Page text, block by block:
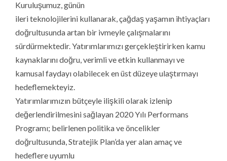
Kuruluşumuz, günün
ileri teknolojilerini kullanarak, çağdaş yaşamın ihtiyaçları
doğrultusunda artan bir ivmeyle çalışmalarını
sürdürmektedir. Yatırımlarımızı gerçekleştirirken kamu
kaynaklarını doğru, verimli ve etkin kullanmayı ve
kamusal faydayı olabilecek en üst düzeye ulaştırmayı
hedeflemekteyiz.
Yatırımlarımızın bütçeyle ilişkili olarak izlenip
değerlendirilmesini sağlayan 2020 Yılı Performans
Programı; belirlenen politika ve öncelikler
doğrultusunda, Stratejik Plan’da yer alan amaç ve
hedeflere uyumlu